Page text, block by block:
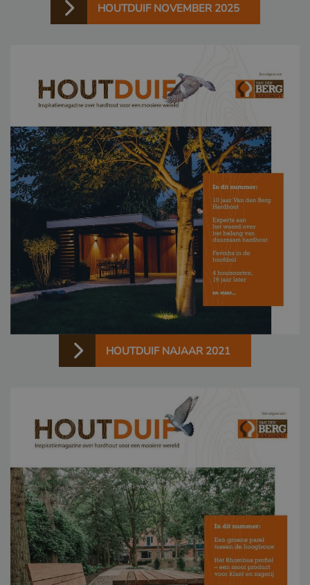
HOUTDUIF NOVEMBER 2025
HOUTDUIF NAJAAR 2021